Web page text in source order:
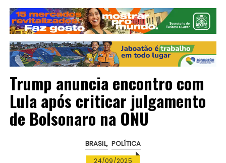
Trump anuncia encontro com
Lula após criticar julgamento
de Bolsonaro na ONU
BRASIL POLÍTICA
24/09/2025